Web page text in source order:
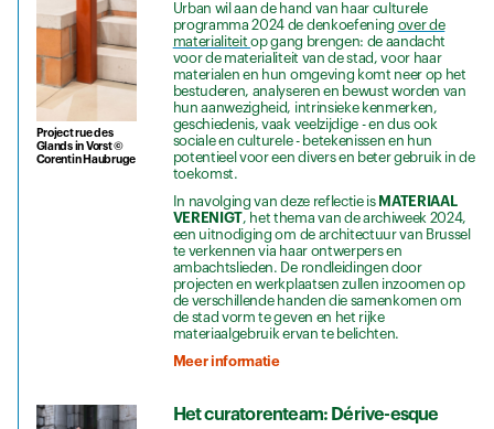
Project rue des
Glands in Vorst ©
Corentin Haubruge
Urban wil aan de hand van haar culturele
programma 2024 de denkoefening over de
materialiteitop gang brengen: de aandacht
voor de materialiteit van de stad, voor haar
materialen en hun omgeving komt neer op het
bestuderen, analyseren en bewust worden van
hun aanwezigheid, intrinsieke kenmerken,
geschiedenis, vaak veelzijdige - en dus ook
sociale en culturele - betekenissen en hun
potentieel voor een divers en beter gebruik in de
toekomst.
In navolging van deze reflectie is MATERIAAL
VERENIGT, het thema van de archiweek 2024,
een uitnodiging om de architectuur van Brussel
te verkennen via haar ontwerpers en
ambachtslieden. De rondleidingen door
projecten en werkplaatsen zullen inzoomen op
de verschillende handen die samenkomen om
de stad vorm te geven en het rijke
materiaalgebruik ervan te belichten.
Meer informatie
Het curatorenteam: Dérive-esque